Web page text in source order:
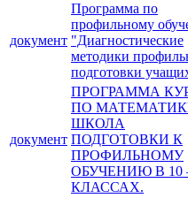
документ
Программа по
профильному
"Диагностические
методики
подготовки
документ
ПРОГРАММА
ПО
ШКОЛА
ПОДГОТОВКИ К
ПРОФИЛЬНОМУ
ОБУЧЕНИЮ В 10
КЛАССАХ.